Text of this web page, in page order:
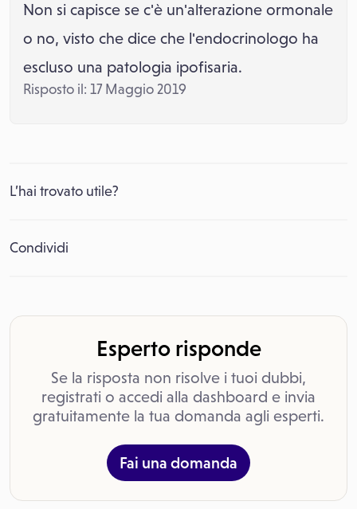
Non si capisce se c'è un'alterazione ormonale
o no, visto che dice che l'endocrinologo ha
escluso una patologia ipofisaria.
Risposto il: 17 Maggio 2019
L’hai trovato utile?
Condividi
Esperto risponde
Se la risposta non risolve i tuoi dubbi,
registrati o accedi alla dashboard e invia
gratuitamente la tua domanda agli esperti.
Fai una domanda